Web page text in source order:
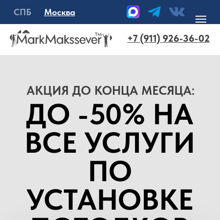
СПБ Москва
+7
ДО -50% НА
ВСЕ УСЛУГИ
ПО
УСТАНОВКЕ
ПОТОЛКОВ